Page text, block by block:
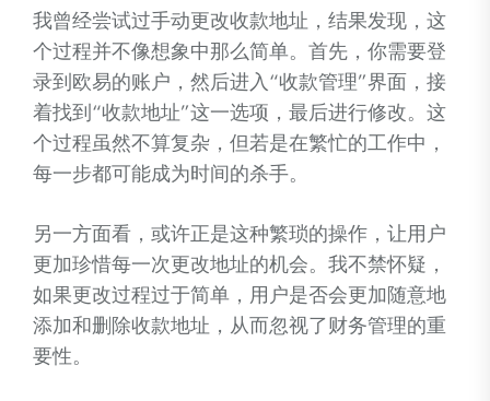
我曾经尝试过手动更改收款地址，结果发现，这
个过程并不像想象中那么简单。首先，你需要登
录到欧易的账户，然后进入“收款管理”界面，接
着找到“收款地址”这一选项，最后进行修改。这
个过程虽然不算复杂，但若是在繁忙的工作中，
每一步都可能成为时间的杀手。
另一方面看，或许正是这种繁琐的操作，让用户
更加珍惜每一次更改地址的机会。我不禁怀疑，
如果更改过程过于简单，用户是否会更加随意地
添加和删除收款地址，从而忽视了财务管理的重
要性。